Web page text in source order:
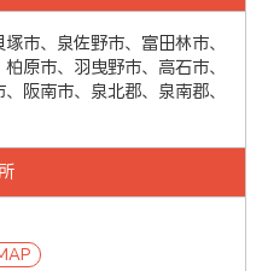
市、泉佐野市、富田林市、
原市、羽曳野市、高石市、
阪南市、泉北郡、泉南郡、